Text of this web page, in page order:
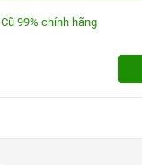
99% chính hãng